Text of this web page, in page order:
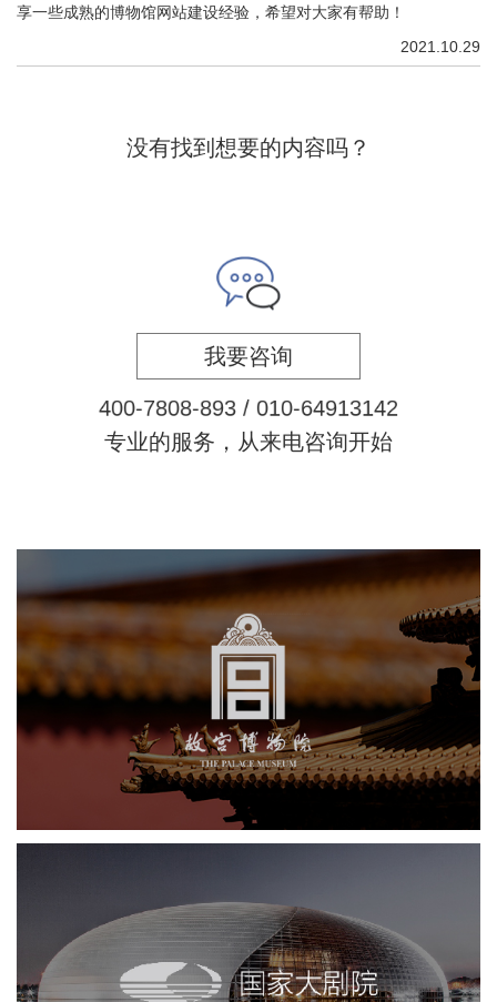
享一些成熟的博物馆网站建设经验，希望对大家有帮助！
2021.10.29
没有找到想要的内容吗？
我要咨询
400-7808-893 / 010-64913142
专业的服务，从来电咨询开始
故宫博物院
国家大剧院